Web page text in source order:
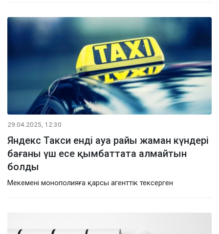
29.04.2025, 12:30
Яндекс Такси енді ауа райы жаман күндері
бағаны үш есе қымбаттата алмайтын
болды
Мекемені монополияға қарсы агенттік тексерген